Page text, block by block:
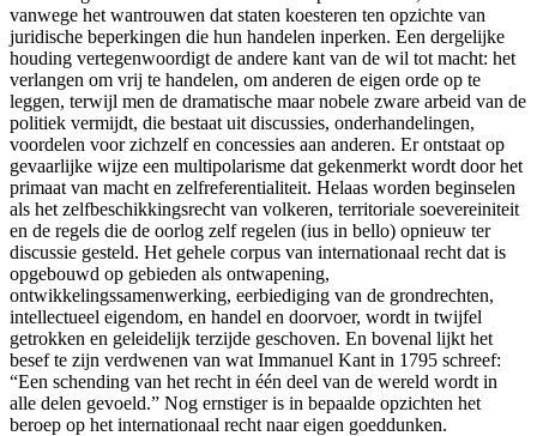
vanwege het wantrouwen dat staten koesteren ten opzichte van
juridische beperkingen die hun handelen inperken. Een dergelijke
houding vertegenwoordigt de andere kant van de wil tot macht: het
verlangen om vrij te handelen, om anderen de eigen orde op te
leggen, terwijl men de dramatische maar nobele zware arbeid van de
politiek vermijdt, die bestaat uit discussies, onderhandelingen,
voordelen voor zichzelf en concessies aan anderen. Er ontstaat op
gevaarlijke wijze een multipolarisme dat gekenmerkt wordt door het
primaat van macht en zelfreferentialiteit. Helaas worden beginselen
als het zelfbeschikkingsrecht van volkeren, territoriale soevereiniteit
en de regels die de oorlog zelf regelen (ius in bello) opnieuw ter
discussie gesteld. Het gehele corpus van internationaal recht dat is
opgebouwd op gebieden als ontwapening,
ontwikkelingssamenwerking, eerbiediging van de grondrechten,
intellectueel eigendom, en handel en doorvoer, wordt in twijfel
getrokken en geleidelijk terzijde geschoven. En bovenal lijkt het
besef te zijn verdwenen van wat Immanuel Kant in 1795 schreef:
“Een schending van het recht in één deel van de wereld wordt in
alle delen gevoeld.” Nog ernstiger is in bepaalde opzichten het
beroep op het internationaal recht naar eigen goeddunken.